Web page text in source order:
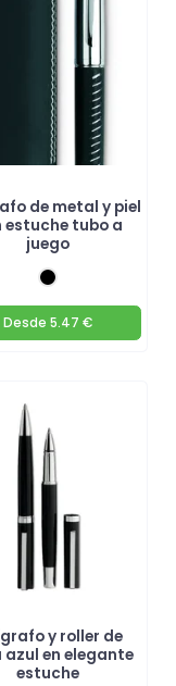
de metal y piel
estuche tubo a
juego
Desde 5.47 €
y roller de
en elegante
estuche